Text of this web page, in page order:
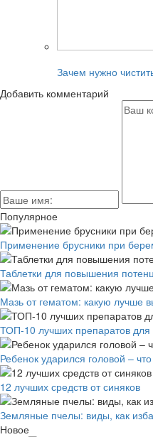
Зачем нужно
Добавить комментарий
Популярное
Применение брусники при
Таблетки для повышения
Мазь от гематом: какую лучше
ТОП-10 лучших препаратов для
Ребенок ударился головой –
12 лучших средств от синяков
Земляные пчелы: виды, как
Новое